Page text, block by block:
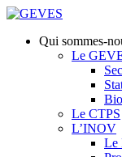
Qui sommes-
Le
Le CTPS
L’INOV
Le